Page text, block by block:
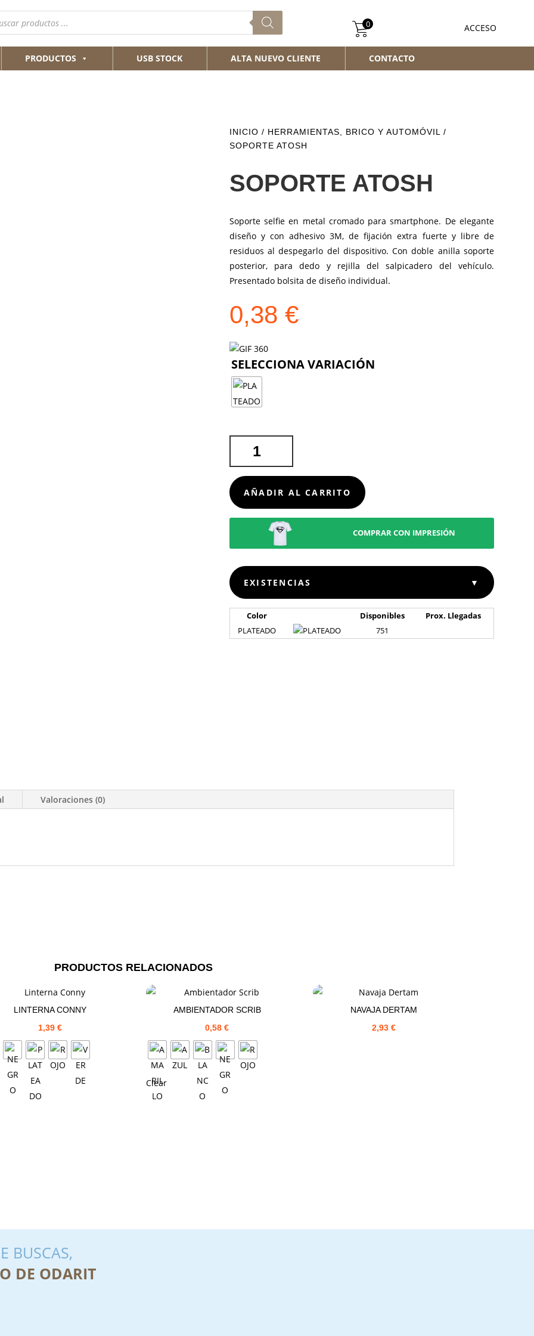
ACCESO
0
PRODUCTOS USB STOCK ALTA NUEVO CLIENTE CONTACTO
INICIO / HERRAMIENTAS, BRICO Y AUTOMÓVIL
/
SOPORTE ATOSH
SOPORTE ATOSH
Soporte selfie en metal cromado para smartphone. De elegante
diseño y con adhesivo 3M, de fijación extra fuerte y libre de
residuos al despegarlo del dispositivo. Con doble anilla soporte
posterior, para dedo y rejilla del salpicadero del vehículo.
Presentado bolsita de diseño individual.
0,38 €
ATOSH
CANTIDAD
AÑADIR AL CARRITO
COMPRAR CON IMPRESIÓN
EXISTENCIAS ▼
Color Disponibles
Prox. Llegadas
PLATEADO
751
Valoraciones (0)
PRODUCTOS RELACIONADOS
LINTERNA CONNY
1,39 €
AMBIENTADOR SCRIB
0,58€
Clear
NAVAJA DERTAM
2,93€
BUSCAS,
DE ODARIT